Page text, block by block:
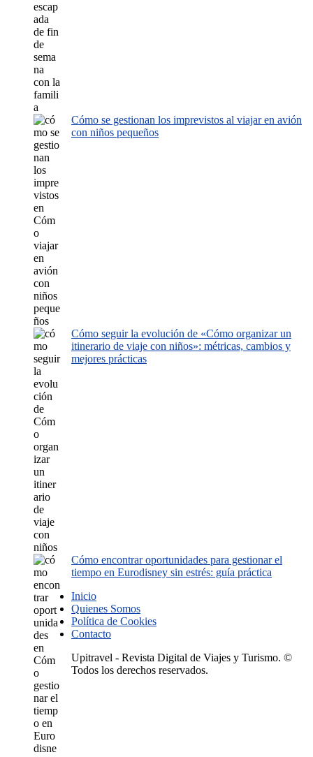
Cómo se gestionan los imprevistos al viajar en avión
con niños pequeños
Cómo seguir la evolución de «Cómo organizar un
itinerario de viaje con niños»: métricas, cambios y
mejores prácticas
Cómo encontrar oportunidades para gestionar el
tiempo en Eurodisney sin estrés: guía práctica
Inicio
Quienes Somos
Política de Cookies
Contacto
Upitravel - Revista Digital de Viajes y Turismo. ©
Todos los derechos reservados.